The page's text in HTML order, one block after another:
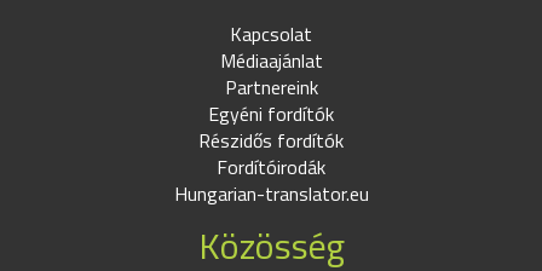
Kapcsolat
Médiaajánlat
Partnereink
Egyéni fordítók
Részidős fordítók
Fordítóirodák
Hungarian-translator.eu
Közösség